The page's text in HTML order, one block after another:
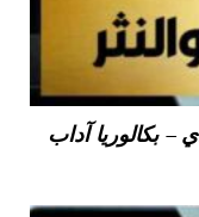
بكالوريا آداب